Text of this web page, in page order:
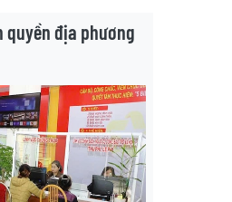
quyền địa phương